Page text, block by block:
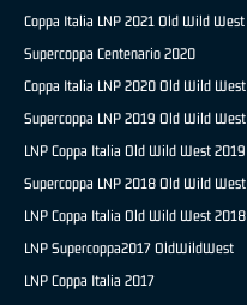
Coppa Italia LNP 2021 Old Wild West
Supercoppa Centenario 2020
Coppa Italia LNP 2020 Old Wild West
Supercoppa LNP 2019 Old Wild West
LNP Coppa Italia Old Wild West 2019
Supercoppa LNP 2018 Old Wild West
LNP Coppa Italia Old Wild West 2018
LNP Supercoppa2017 OldWildWest
LNP Coppa Italia 2017